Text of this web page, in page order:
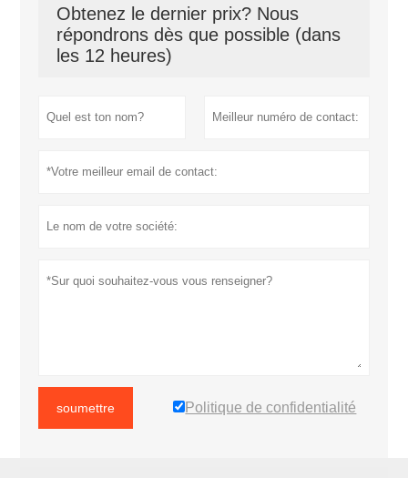
Obtenez le dernier prix? Nous
répondrons dès que possible (dans
les 12 heures)
soumettre Politique de confidentialité